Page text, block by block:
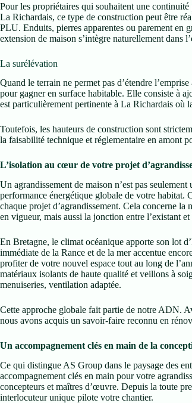
Pour les propriétaires qui souhaitent une
La Richardais, ce type de construction peut être
PLU. Enduits, pierres apparentes ou parement en
extension de maison s’intègre naturellement dans
La surélévation
Quand le terrain ne permet pas d’étendre
pour gagner en surface habitable. Elle consiste à
est particulièrement pertinente à La Richardais où
Toutefois, les hauteurs de construction sont
la faisabilité technique et réglementaire en amont
L’isolation au cœur de votre projet
Un agrandissement de maison n’est pas
performance énergétique globale de votre habitat.
chaque projet d’agrandissement. Cela concerne
en vigueur, mais aussi la jonction entre l’existant
En Bretagne, le climat océanique apporte son lot
immédiate de la Rance et de la mer accentue
profiter de votre nouvel espace tout au long de
matériaux isolants de haute qualité et veillons à
menuiseries, ventilation adaptée.
Cette approche globale fait partie de notre ADN.
nous avons acquis un savoir-faire reconnu en
Un accompagnement clés en main de la
Ce qui distingue AS Group dans le paysage des
accompagnement clés en main pour votre
concepteurs et maîtres d’œuvre. Depuis la toute
interlocuteur unique pilote votre chantier.